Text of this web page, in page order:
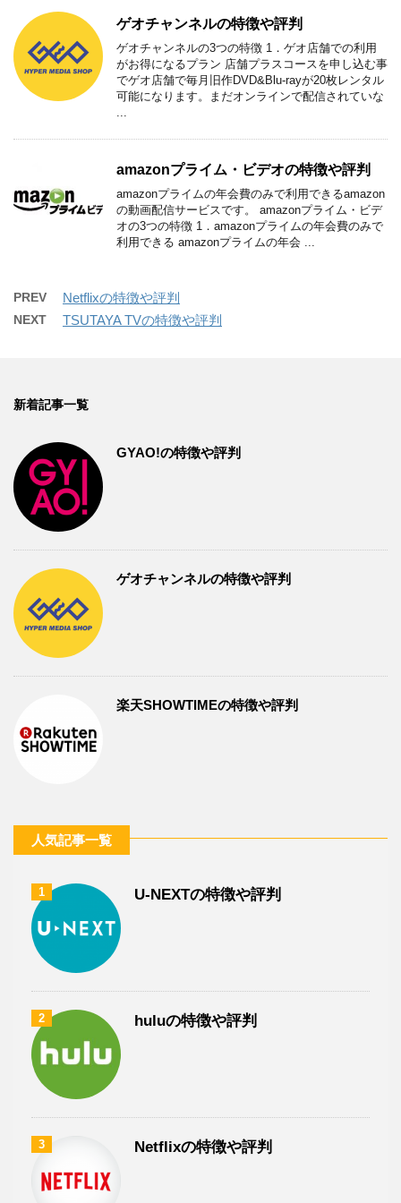
ゲオチャンネルの特徴や評判
ゲオチャンネルの3つの特徴 1．ゲオ店舗での利用
がお得になるプラン 店舗プラスコースを申し込む事
でゲオ店舗で毎月旧作DVD&Blu-rayが20枚レンタル
可能になります。まだオンラインで配信されていな
...
amazonプライム・ビデオの特徴や評判
amazonプライムの年会費のみで利用できるamazon
の動画配信サービスです。 amazonプライム・ビデ
オの3つの特徴 1．amazonプライムの年会費のみで
利用できる amazonプライムの年会 ...
PREV Netflixの特徴や評判
NEXT TSUTAYA TVの特徴や評判
新着記事一覧
GYAO!の特徴や評判
ゲオチャンネルの特徴や評判
楽天SHOWTIMEの特徴や評判
人気記事一覧
1 U-NEXTの特徴や評判
2 huluの特徴や評判
3 Netflixの特徴や評判